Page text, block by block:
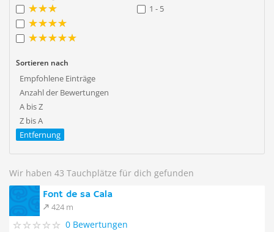
1 - 5
Sortieren nach
Empfohlene Einträge
Anzahl der Bewertungen
A bis Z
Z bis A
Entfernung
Wir haben 43 Tauchplätze für dich gefunden
Font de sa Cala
424 m
0 Bewertungen